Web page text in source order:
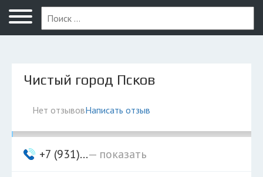
Псков
Чистый город Псков
Нет отзывовНаписать отзыв
+7 (931)...— показать